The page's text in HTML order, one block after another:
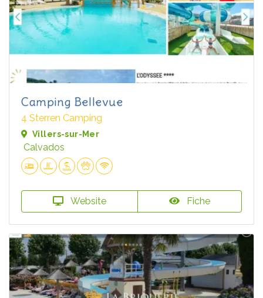
Camping Bellevue
4 Sterren Camping
Villers-sur-Mer
Calvados
Website Fiche